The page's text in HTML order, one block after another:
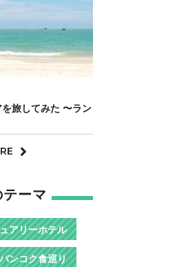
旅してみた 〜ラン
テーマ
アリーホテル
ンコク食巡り